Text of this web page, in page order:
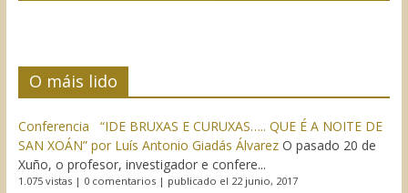
O máis lido
Conferencia “IDE BRUXAS E CURUXAS….. QUE É A NOITE DE
SAN XOÁN” por Luís Antonio Giadás Álvarez O pasado 20 de
Xuño, o profesor, investigador e confere...
1.075 vistas| 0 comentarios| publicado el 22 junio, 2017